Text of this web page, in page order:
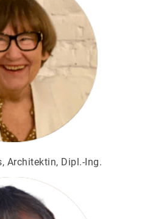
Architektin, Dipl.-Ing.